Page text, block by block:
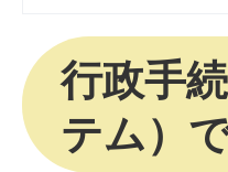
行政手
テム）